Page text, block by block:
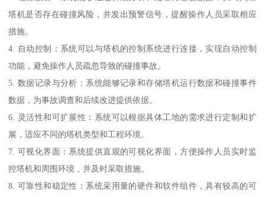
塔机是否存在碰撞风险，并发出预警信号，提醒操作人员采取相应
措施。
4. 自动控制：系统可以与塔机的控制系统进行连接，实现自动控制
功能，避免操作人员疏忽导致的碰撞事故。
5. 数据记录与分析：系统能够记录和存储塔机运行数据和碰撞事件
数据，为事故调查和后续改进提供依据。
6. 灵活性和可扩展性：系统可以根据具体工地的需求进行定制和扩
展，适应不同的塔机类型和工程环境。
7. 可视化界面：系统提供直观的可视化界面，方便操作人员实时监
控塔机和周围环境，并及时采取措施。
8. 可靠性和稳定性：系统采用量的硬件和软件组件，具有较高的可